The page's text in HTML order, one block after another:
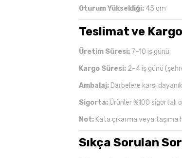
Oturum Yüksekliği: 45 cm
Teslimat ve
Üretim Süresi: 7–10 iş günü
Kargo Süresi: 2–4 iş günü
Ambalaj: Darbelere karşı
Sigorta: Ürünler %100
Not: Kata çıkarma veya taşıma
Sıkça Sorulan